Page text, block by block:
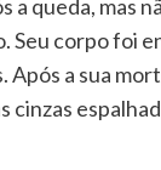
a queda, mas
Seu corpo foi
Após a sua
cinzas